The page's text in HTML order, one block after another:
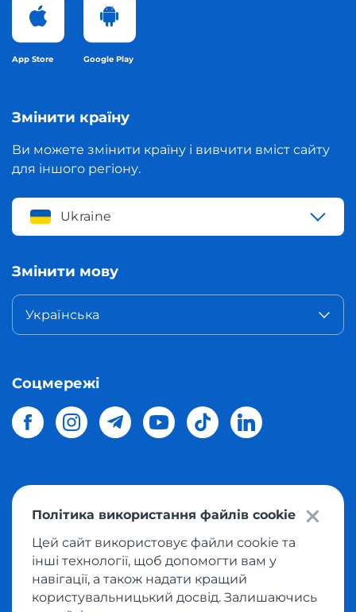
App Store Google Play
Змінити країну
Ви можете змінити країну і вивчити вміст сайту
для іншого регіону.
Ukraine
Змінити мову
Українська
Соцмережі
магазинів світу в Україну.Всі права захищені
Політика конфіденційності
Публічна оферта
Політика використання файлів cookie
Цей сайт використовує файли cookie та
інші технології, щоб допомогти вам у
навігації, а також надати кращий
користувальницький досвід. Залишаючись